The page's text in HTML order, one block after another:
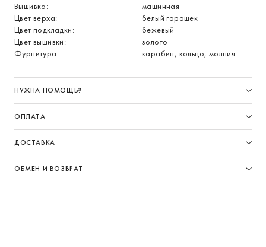
Вышивка:
машинная
Цвет верха:
белый горошек
Цвет подкладки:
бежевый
Цвет вышивки:
золото
Фурнитура:
карабин, кольцо, молния
НУЖНА ПОМОЩЬ?
ОПЛАТА
ДОСТАВКА
ОБМЕН И ВОЗВРАТ